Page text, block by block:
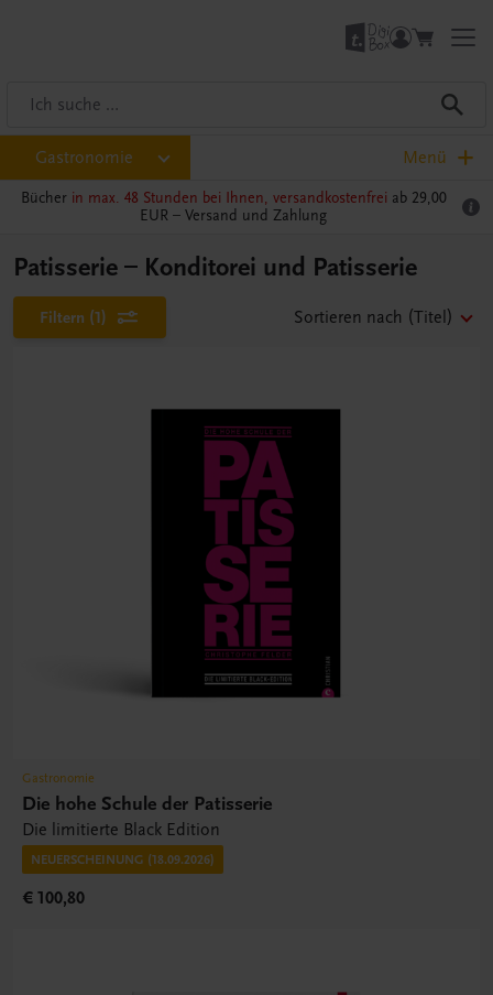
Gastronomie Menü
Bücher in max. 48 Stunden bei Ihnen, versandkostenfrei ab 29,00
EUR – Versand und Zahlung
Patisserie – Konditorei und Patisserie
Filtern (1) Sortieren nach (Titel)
Gastronomie
Die hohe Schule der Patisserie
Die limitierte Black Edition
NEUERSCHEINUNG (18.09.2026)
€ 100,80